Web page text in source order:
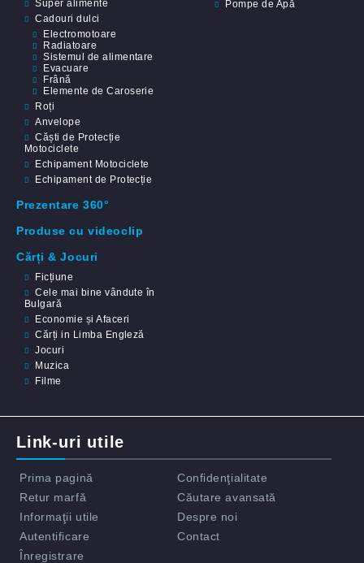
Super alimente
Cadouri dulci
Pompe de Apă
Electromotoare
Radiatoare
Sistemul de alimentare
Evacuare
Frână
Elemente de Caroserie
Roți
Anvelope
Căști de Protecție
Motociclete
Echipament Motociclete
Echipament de Protecție
Prezentare 360°
Produse cu videoclip
Cărți & Jocuri
Ficțiune
Cele mai bine vândute în
Bulgară
Economie și Afaceri
Cărți in Limba Engleză
Jocuri
Muzica
Filme
Link-uri utile
Prima pagină
Retur marfă
Informaţii utile
Autentificare
Înregistrare
Confidenţialitate
Căutare avansată
Despre noi
Contact